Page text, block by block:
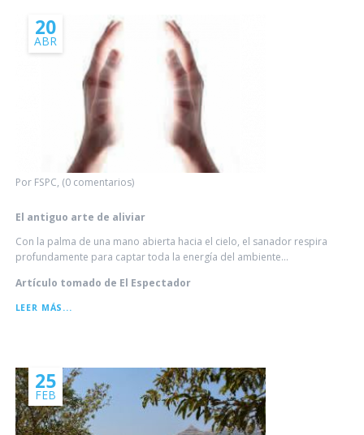
Por FSPC, (0 comentarios)
20
ABR
El antiguo arte de aliviar
Con la palma de una mano abierta hacia el cielo, el sanador respira
profundamente para captar toda la energía del ambiente...
Artículo tomado de El Espectador
LEER MÁS...
25
FEB